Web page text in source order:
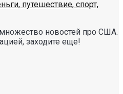
новостей про США.
заходите еще!